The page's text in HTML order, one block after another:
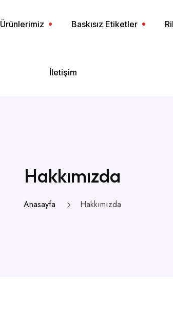
Ürünlerimiz Baskısız Etiketler
İletişim
Hakkımızda
Anasayfa Hakkımızda